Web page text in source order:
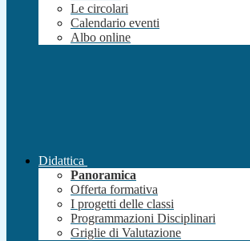
Le circolari
Calendario eventi
Albo online
Didattica
Panoramica
Offerta formativa
I progetti delle classi
Programmazioni Disciplinari
Griglie di Valutazione